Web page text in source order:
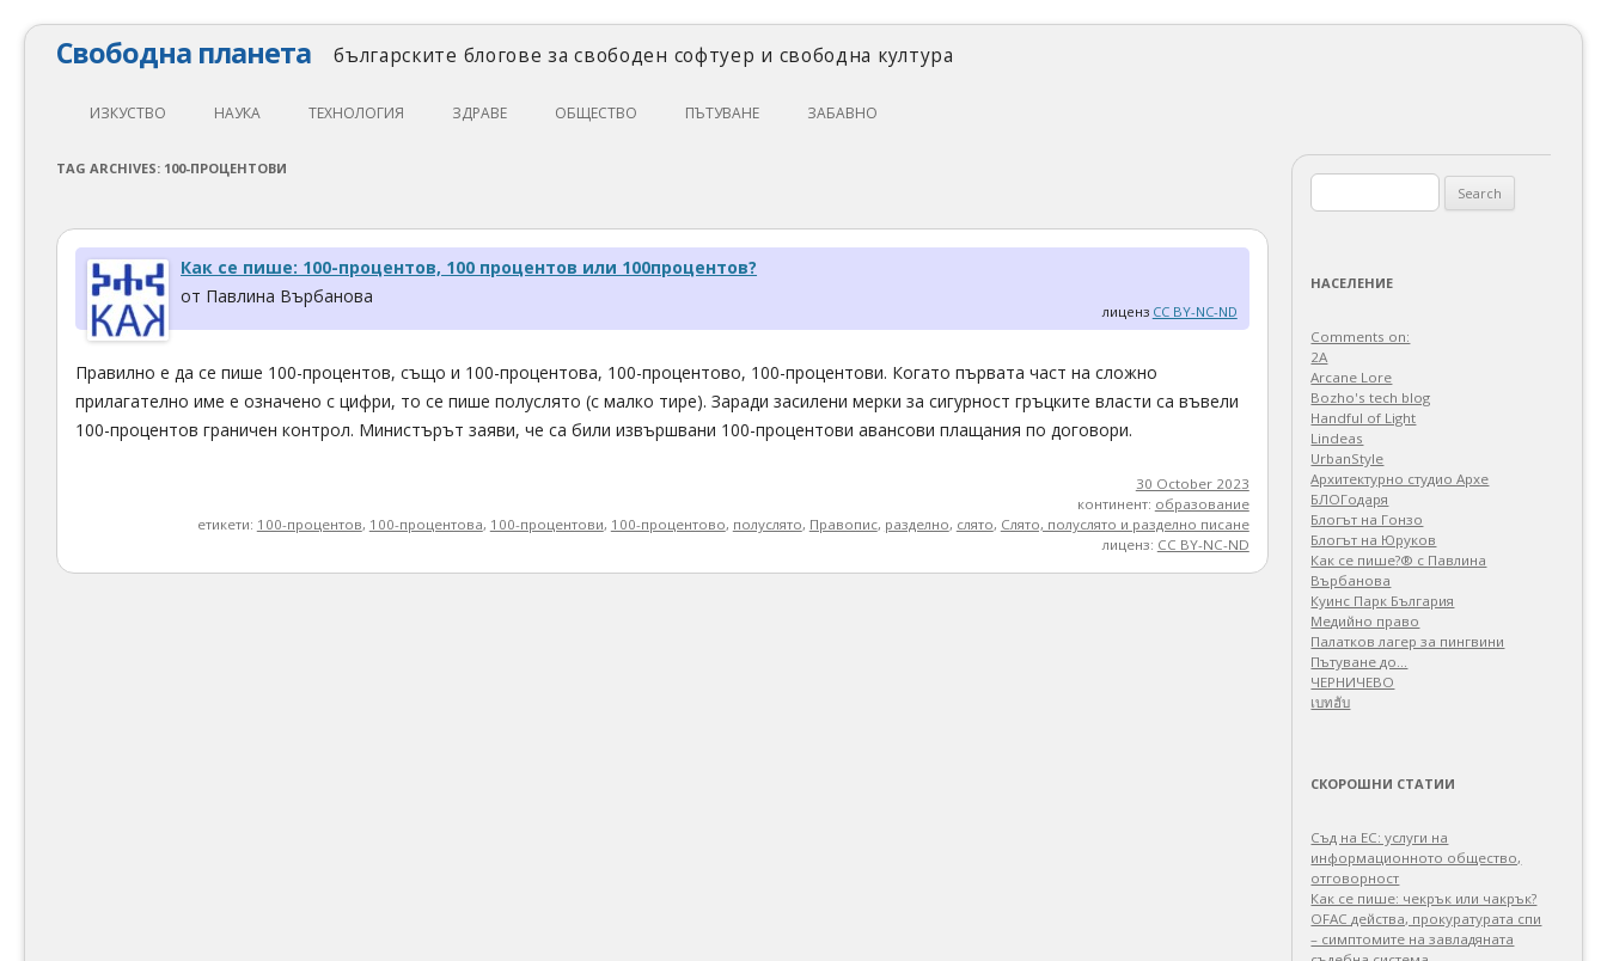
Свободна планета българските блогове за свободен софтуер и свободна култура
Skip
to
ИЗКУСТВО
КИНО
МУЗИКА
ФОТОГРАФИЯ
НАУКА
ФИЗИКА
ОБРАЗОВАНИЕ
ТЕХНОЛОГИЯ
СВОБОДЕН СОФТУЕР
СВОБОДЕН ХАРДУЕР
ДЖАДЖИ
ЗДРАВЕ ОБЩЕСТВО
ЦИФРОВИ ПРАВА
ПЪТУВАНЕ ЗАБАВНО
TAG ARCHIVES: 100-ПРОЦЕНТОВИ
Как се пише: 100-процентов, 100 процентов или 100процентов?
от Павлина Върбанова
лиценз CC BY-NC-ND
Правилно е да се пише 100-процентов, също и 100-процентова, 100-процентово, 100-процентови. Когато първата част на сложно
прилагателно име е означено с цифри, то се пише полуслято (с малко тире). Заради засилени мерки за сигурност гръцките власти са въвели
100-процентов граничен контрол. Министърът заяви, че са били извършвани 100-процентови авансови плащания по договори.
30 October 2023
континент: образование
етикети: 100-процентов, 100-процентова, 100-процентови, 100-процентово, полуслято, Правопис, разделно, слято, Слято, полуслято и разделно писане
лиценз: CC BY-NC-ND
for:
НАСЕЛЕНИЕ
Comments on:
2A
Arcane Lore
Bozho's tech blog
Handful of Light
Lindeas
UrbanStyle
Архитектурно студио Архе
БЛОГодаря
Блогът на Гонзо
Блогът на Юруков
Как се пише?® с Павлина
Върбанова
Куинс Парк България
Медийно право
Палатков лагер зa пингвини
Пътуване до…
ЧЕРНИЧЕВО
เบทฮับ
СКОРОШНИ СТАТИИ
Съд на ЕС: услуги на
информационното общество,
отговорност
Как се пише: чекрък или чакрък?
OFAC действа, прокуратурата спи
– симптомите на завладяната